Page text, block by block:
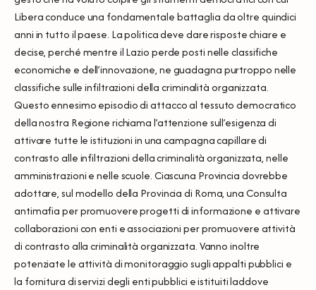
Libera conduce una fondamentale battaglia da oltre quindici
anni in tutto il paese. La politica deve dare risposte chiare e
decise, perché mentre il Lazio perde posti nelle classifiche
economiche e dell’innovazione, ne guadagna purtroppo nelle
classifiche sulle infiltrazioni della criminalità organizzata.
Questo ennesimo episodio di attacco al tessuto democratico
della nostra Regione richiama l’attenzione sull’esigenza di
attivare tutte le istituzioni in una campagna capillare di
contrasto alle infiltrazioni della criminalità organizzata, nelle
amministrazioni e nelle scuole. Ciascuna Provincia dovrebbe
adottare, sul modello della Provincia di Roma, una Consulta
antimafia per promuovere progetti di informazione e attivare
collaborazioni con enti e associazioni per promuovere attività
di contrasto alla criminalità organizzata. Vanno inoltre
potenziate le attività di monitoraggio sugli appalti pubblici e
la fornitura di servizi degli enti pubblici e istituiti laddove